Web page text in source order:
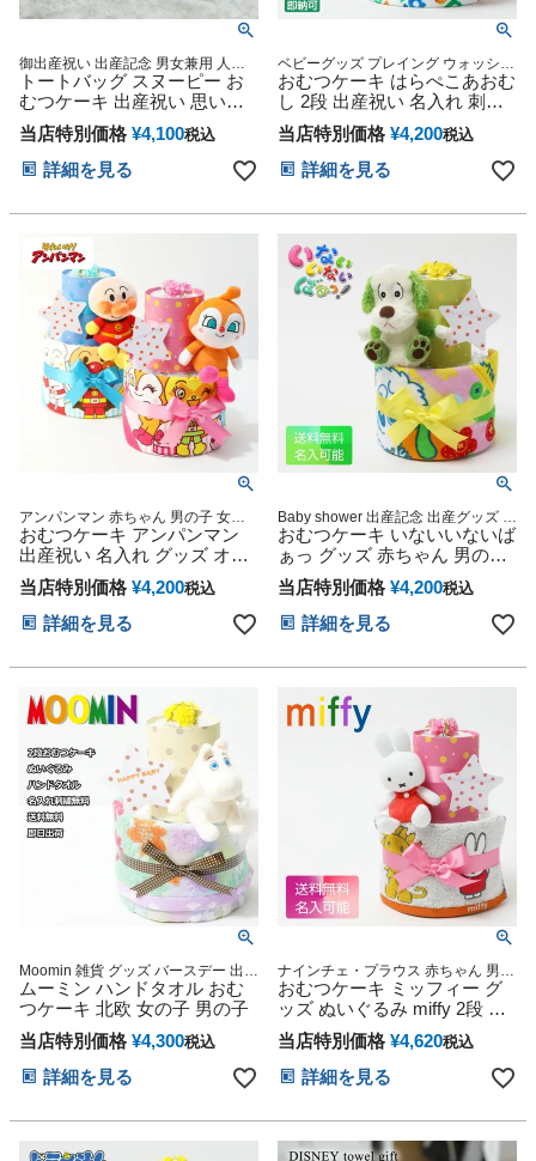
御出産祝い 出産記念 男女兼用 人気
グッズ マタニティ 名前タオル ネー
ムタオル
トートバッグ スヌーピー お
むつケーキ 出産祝い 思い出
赤ちゃん 子供 出産 マタニテ
ィ フォト パパ ママ ベイビー
お父さん お母さん クリスマ
ス ハロウィン バレンタイン
な祭り 男の子 女の子
当店特別価格 ¥4,100税込
詳細を見る
ベビーグッズ プレイング ウォッシュ
タオル プレゼント 赤ちゃん 男の子
女の子 オムツケーキ 専門
おむつケーキ はらぺこあおむ
し 2段 出産祝い 名入れ 刺繍
名前入り 送料無料 思い出 赤
ちゃん 子供 出産 マタニティ
フォト パパ ママ ベイビー お
父さん お母さん クリスマス
セット 人気 端午の節句 ひな
祭り 男の子 女の子
当店特別価格 ¥4,200税込
詳細を見る
アンパンマン 赤ちゃん 男の子 女の
子 姉妹 妊娠祝い 誕生日祝い 出産記
念 ベビーグッズ オモチャ
おむつケーキ アンパンマン
出産祝い 名入れ グッズ オム
ツケーキ ぬいぐるみ 人形 28
種類 ループタオル 男の子 女
の子 ギフト ダイパーケーキ
思い出 赤ちゃん 子供 出産 マ
ィン バレンタイン 七五三 初
節句 子供の日 ギフトセット
人気 端午の節句 ひな祭り
当店特別価格 ¥4,200税込
詳細を見る
Baby shower 出産記念 出産グッズ マ
タニティ 妊婦ママ 御出産祝い 妊娠
祝い 誕生日祝い
おむつケーキ いないいないば
ぁっ グッズ 赤ちゃん 男の子
女の子 出産祝い
当店特別価格 ¥4,200税込
詳細を見る
Moomin 雑貨 グッズ バースデー 出産
記念 御出産祝い 妊娠祝い 出産内祝
い 授かり婚 100日御祝い お名前刺繍
送料込 送料無料 幸せカップルの方へ
サプライズプレゼントに是非
ムーミン ハンドタオル おむ
つケーキ 北欧 女の子 男の子
当店特別価格 ¥4,300税込
詳細を見る
ナインチェ・プラウス 赤ちゃん 男の
子 女の子 人形 送料無料 刺繍 名入れ
名前入り バスタオル ダイパーケーキ
専門
おむつケーキ ミッフィー グ
ッズ ぬいぐるみ miffy 2段 出
産祝い
当店特別価格 ¥4,620税込
詳細を見る